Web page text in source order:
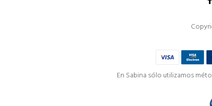
En Sabina sólo utilizamos